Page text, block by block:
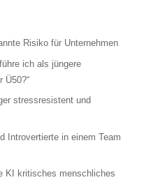
Risiko für Unternehmen
ich als jüngere
Ü50?“
stressresistent und
Introvertierte in einem Team
KI kritisches menschliches